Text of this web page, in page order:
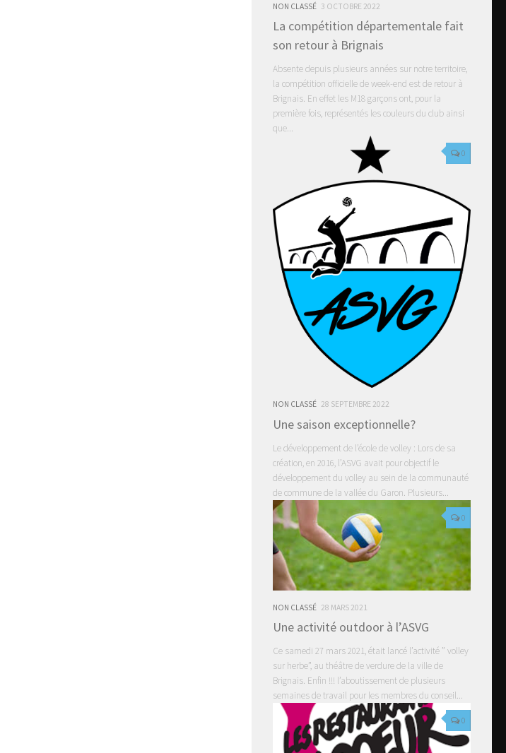
NON CLASSÉ 3 OCTOBRE 2022
La compétition départementale fait
son retour à Brignais
Absente depuis plusieurs années sur notre territoire,
la compétition officielle de week-end est de retour à
Brignais. En effet les M18 garçons ont, pour la
première fois, représentés les couleurs du club ainsi
que...
0
NON CLASSÉ 28 SEPTEMBRE 2022
Une saison exceptionnelle?
Le développement de l’école de volley : Lors de sa
création, en 2016, l’ASVG avait pour objectif le
développement du volley au sein de la communauté
de commune de la vallée du Garon. Plusieurs...
0
NON CLASSÉ 28 MARS 2021
Une activité outdoor à l’ASVG
Ce samedi 27 mars 2021, était lancé l’activité ” volley
sur herbe”, au théâtre de verdure de la ville de
Brignais. Enfin !!! l’aboutissement de plusieurs
semaines de travail pour les membres du conseil...
0